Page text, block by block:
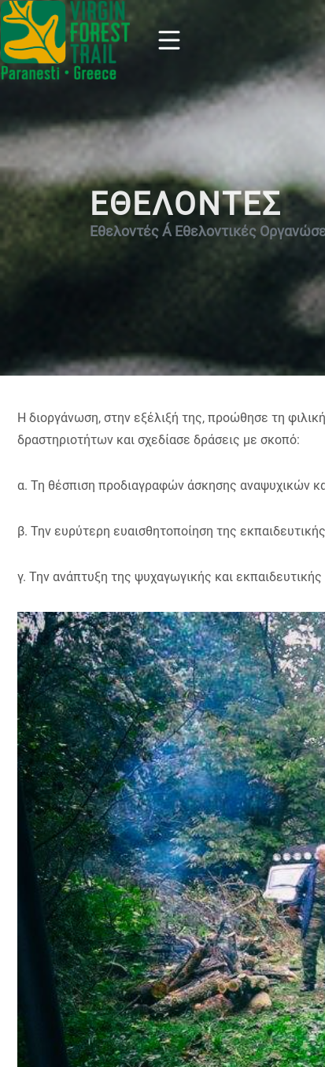
ΕΘΕΛΟΝΤΕΣ
Εθελοντές Á Εθελοντικές
Η διοργάνωση, στην εξέλιξή της, προώθησε τη
δραστηριοτήτων και σχεδίασε δράσεις με σκοπό:
α. Τη θέσπιση προδιαγραφών άσκησης αναψυχικών
β. Την ευρύτερη ευαισθητοποίηση της
γ. Την ανάπτυξη της ψυχαγωγικής και